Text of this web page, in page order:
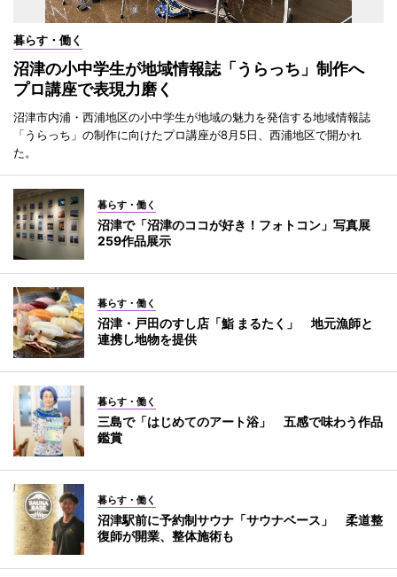
暮らす・働く
沼津の小中学生が地域情報誌「うらっち」制作へ
プロ講座で表現力磨く
沼津市内浦・西浦地区の小中学生が地域の魅力を発信する地域情報誌
「うらっち」の制作に向けたプロ講座が8月5日、西浦地区で開かれ
た。
暮らす・働く
沼津で「沼津のココが好き！フォトコン」写真展
259作品展示
暮らす・働く
沼津・戸田のすし店「鮨 まるたく」 地元漁師と
連携し地物を提供
暮らす・働く
三島で「はじめてのアート浴」 五感で味わう作品
鑑賞
暮らす・働く
沼津駅前に予約制サウナ「サウナベース」 柔道整
復師が開業、整体施術も